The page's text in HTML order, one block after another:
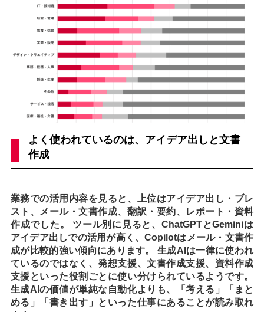
よく使われているのは、アイデア出しと文書
作成
業務での活用内容を見ると、上位はアイデア出し・ブレ
スト、メール・文書作成、翻訳・要約、レポート・資料
作成でした。 ツール別に見ると、ChatGPTとGeminiは
アイデア出しでの活用が高く、Copilotはメール・文書作
成が比較的強い傾向にあります。 生成AIは一律に使われ
ているのではなく、発想支援、文書作成支援、資料作成
支援といった役割ごとに使い分けられているようです。
生成AIの価値が単純な自動化よりも、「考える」「まと
める」「書き出す」といった仕事にあることが読み取れ